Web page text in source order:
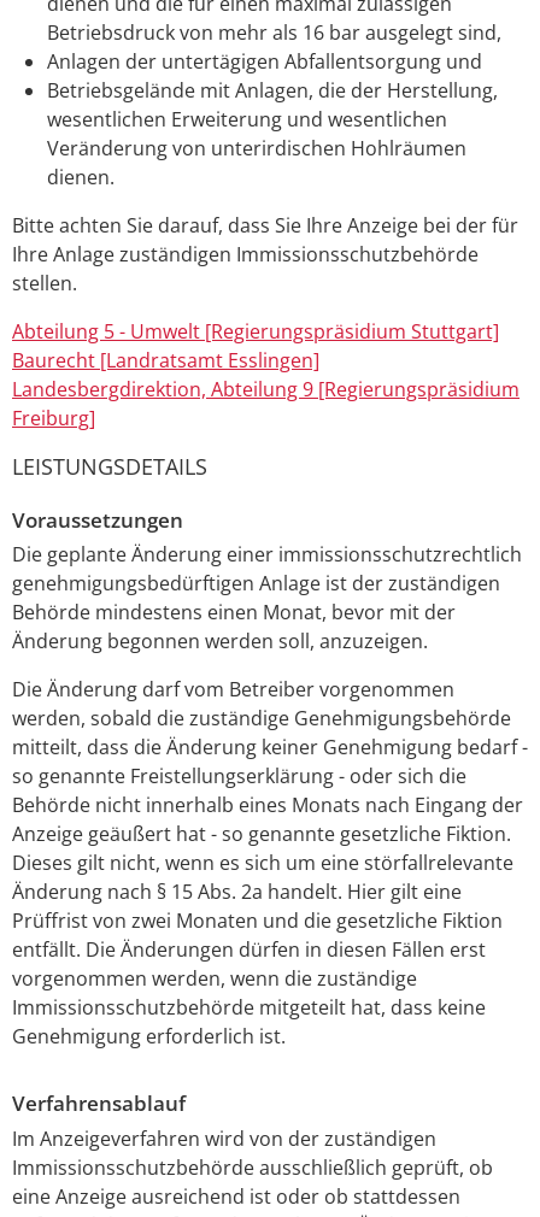
Betriebsdruck von mehr als 16 bar ausgelegt sind,
Anlagen der untertägigen Abfallentsorgung und
Betriebsgelände mit Anlagen, die der Herstellung,
wesentlichen Erweiterung und wesentlichen
Veränderung von unterirdischen Hohlräumen
dienen.
Bitte achten Sie darauf, dass Sie Ihre Anzeige bei der für
Ihre Anlage zuständigen Immissionsschutzbehörde
stellen.
Abteilung 5 - Umwelt [Regierungspräsidium Stuttgart]
Baurecht [Landratsamt Esslingen]
Landesbergdirektion, Abteilung 9 [Regierungspräsidium
Freiburg]
LEISTUNGSDETAILS
Voraussetzungen
Die geplante Änderung einer immissionsschutzrechtlich
genehmigungsbedürftigen Anlage ist der zuständigen
Behörde mindestens einen Monat, bevor mit der
Änderung begonnen werden soll, anzuzeigen.
Die Änderung darf vom Betreiber vorgenommen
werden, sobald die zuständige Genehmigungsbehörde
mitteilt, dass die Änderung keiner Genehmigung bedarf -
so genannte Freistellungserklärung - oder sich die
Behörde nicht innerhalb eines Monats nach Eingang der
Anzeige geäußert hat - so genannte gesetzliche Fiktion.
Dieses gilt nicht, wenn es sich um eine störfallrelevante
Änderung nach § 15 Abs. 2a handelt. Hier gilt eine
Prüffrist von zwei Monaten und die gesetzliche Fiktion
entfällt. Die Änderungen dürfen in diesen Fällen erst
vorgenommen werden, wenn die zuständige
Immissionsschutzbehörde mitgeteilt hat, dass keine
Genehmigung erforderlich ist.
Verfahrensablauf
Im Anzeigeverfahren wird von der zuständigen
Immissionsschutzbehörde ausschließlich geprüft, ob
eine Anzeige ausreichend ist oder ob stattdessen